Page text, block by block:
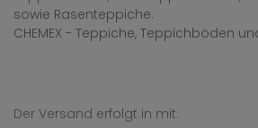
sowie Rasenteppiche.
CHEMEX - Teppiche, Teppichböden
Der Versand erfolgt in mit: